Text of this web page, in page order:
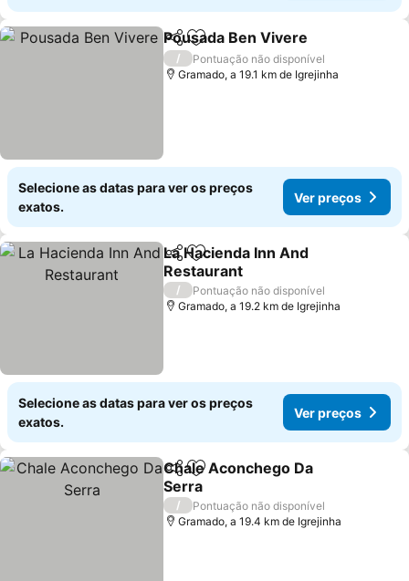
PartilharAdicionar aos favoritos
Pousada Ben Vivere
/
Pontuação não disponível
Gramado, a 19.1 km de Igrejinha
Selecione as datas para ver os preços
exatos.
Ver preços
PartilharAdicionar aos favoritos
La Hacienda Inn And
Restaurant
/
Pontuação não disponível
Gramado, a 19.2 km de Igrejinha
Selecione as datas para ver os preços
exatos.
Ver preços
PartilharAdicionar aos favoritos
Chale Aconchego Da
Serra
/
Pontuação não disponível
Gramado, a 19.4 km de Igrejinha